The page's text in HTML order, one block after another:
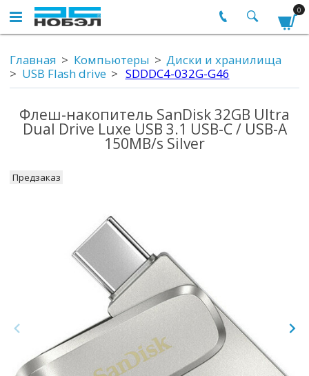
0
Главная Компьютеры
Диски и хранилища
USB Flash drive
SDDDC4-032G-G46
Флеш-накопитель SanDisk 32GB Ultra
Dual Drive Luxe USB 3.1 USB-C / USB-A
150MB/s Silver
Предзаказ